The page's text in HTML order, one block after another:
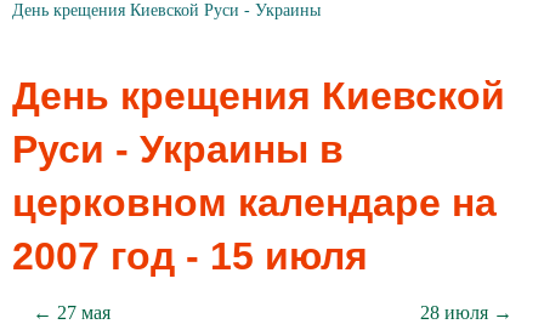
День крещения Киевской Руси - Украины
День крещения Киевской
Руси - Украины в
церковном календаре на
2007 год - 15 июля
← 27 мая 28 июля →